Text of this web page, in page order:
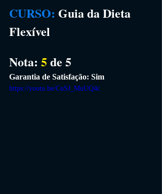
CURSO: Guia da Dieta
Flexível
Nota: 5 de 5
Garantia de Satisfação: Sim
https://youtu.be/CuSJ_MuUQ4c